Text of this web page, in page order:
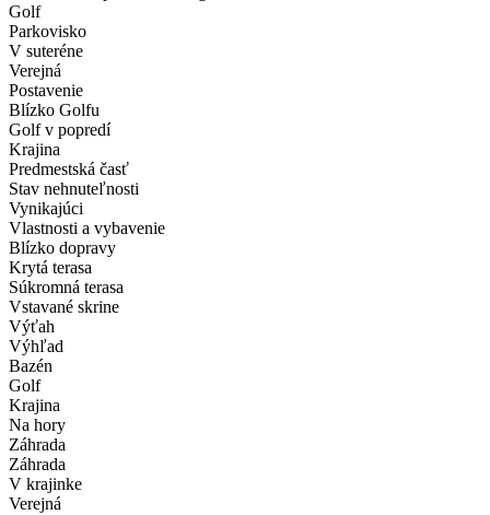
Golf
Parkovisko
V suteréne
Verejná
Postavenie
Blízko Golfu
Golf v popredí
Krajina
Predmestská časť
Stav nehnuteľnosti
Vynikajúci
Vlastnosti a vybavenie
Blízko dopravy
Krytá terasa
Súkromná terasa
Vstavané skrine
Výťah
Výhľad
Bazén
Golf
Krajina
Na hory
Záhrada
Záhrada
V krajinke
Verejná